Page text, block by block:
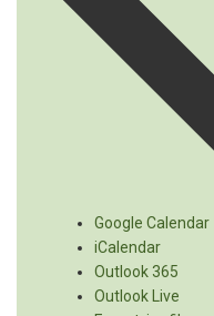
Google Calendar
iCalendar
Outlook 365
Outlook Live